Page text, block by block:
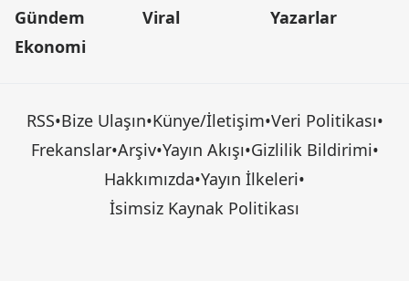
Gündem
Ekonomi
Viral
Yazarlar
RSS•Bize Ulaşın•Künye/İletişim•Veri Politikası•
Frekanslar•Arşiv•Yayın Akışı•Gizlilik Bildirimi•
Hakkımızda•Yayın İlkeleri•
İsimsiz Kaynak Politikası